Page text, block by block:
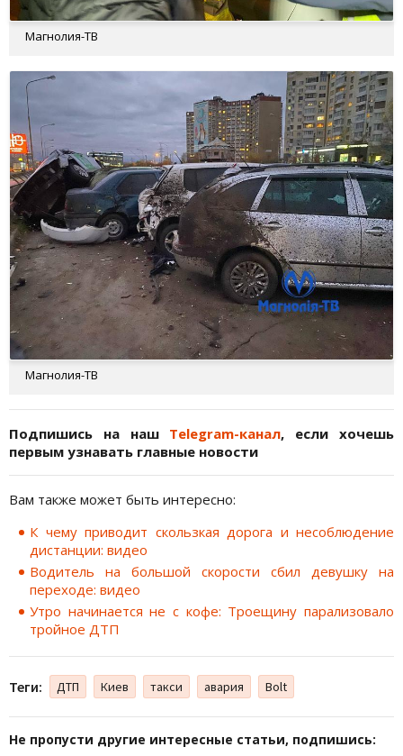
Магнолия-ТВ
Магнолия-ТВ
Подпишись на наш Telegram-канал, если хочешь
первым узнавать главные новости
Вам также может быть интересно:
К чему приводит скользкая дорога и несоблюдение
дистанции: видео
Водитель на большой скорости сбил девушку на
переходе: видео
Утро начинается не с кофе: Троещину парализовало
тройное ДТП
Теги: ДТП Киев такси авария Bolt
Не пропусти другие интересные статьи, подпишись: